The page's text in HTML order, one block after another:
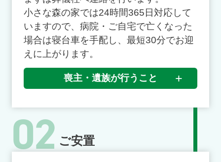
小さな森の家では24時間365日対応して
いますので、病院・ご自宅で亡くなった
場合は寝台車を手配し、最短30分でお迎
えに上がります。
喪主・遺族が行うこと
02 ご安置